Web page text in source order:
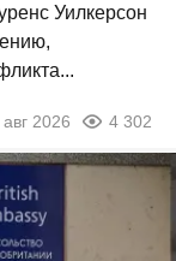
Уилкерсон
2026 4 302